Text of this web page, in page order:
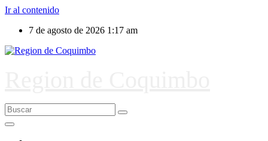
Ir al contenido
7 de agosto de 2026 1:17 am